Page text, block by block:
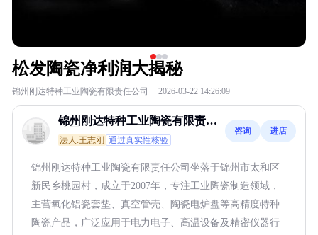
松发陶瓷净利润大揭秘
锦州刚达特种工业陶瓷有限责任公司 · 2026-03-22 14:26:09
锦州刚达特种工业陶瓷有限责任
公司
法人:王志刚 通过真实性核验
咨询 进店
锦州刚达特种工业陶瓷有限责任公司坐落于锦州市太和区
新民乡桃园村，成立于2007年，专注工业陶瓷制造领域，
主营氧化铝瓷套垫、真空管壳、陶瓷电炉盘等高精度特种
陶瓷产品，广泛应用于电力电子、高温设备及精密仪器行